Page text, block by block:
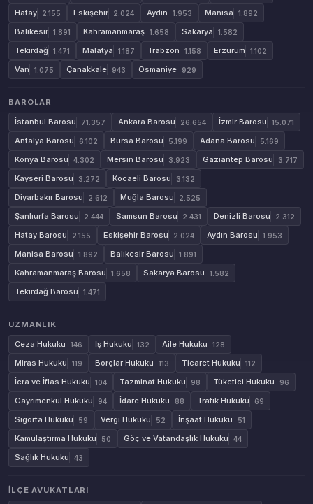
Hatay 2.155 Eskişehir 2.024 Aydın 1.953 Manisa 1.892
Balıkesir 1.891 Kahramanmaraş 1.658 Sakarya 1.582
Tekirdağ 1.471 Malatya 1.187 Trabzon 1.158 Erzurum 1.102
Van 1.075 Çanakkale 943 Osmaniye 929
BAROLAR
İstanbul Barosu
71.357 Ankara Barosu 26.654 İzmir Barosu 15.071
Antalya Barosu 6.102 Bursa Barosu 5.199 Adana Barosu 5.169
Konya Barosu 4.302 Mersin Barosu 3.923 Gaziantep Barosu 3.717
Kayseri Barosu 3.272 Kocaeli Barosu 3.132
Diyarbakır Barosu 2.612 Muğla Barosu 2.525
Şanlıurfa Barosu 2.444 Samsun Barosu 2.431 Denizli Barosu 2.312
Hatay Barosu 2.155 Eskişehir Barosu 2.024 Aydın Barosu 1.953
Manisa Barosu 1.892 Balıkesir Barosu 1.891
Kahramanmaraş Barosu 1.658 Sakarya Barosu 1.582
Tekirdağ Barosu 1.471
UZMANLIK
Ceza Hukuku
146 İş Hukuku 132 Aile Hukuku 128
Miras Hukuku 119 Borçlar Hukuku 113 Ticaret Hukuku 112
İcra ve İflas Hukuku 104 Tazminat Hukuku 98 Tüketici Hukuku 96
Gayrimenkul Hukuku 94 İdare Hukuku 88 Trafik Hukuku 69
Sigorta Hukuku 59 Vergi Hukuku 52 İnşaat Hukuku 51
Kamulaştırma Hukuku 50 Göç ve Vatandaşlık Hukuku 44
Sağlık Hukuku 43
İLÇE AVUKATLARI